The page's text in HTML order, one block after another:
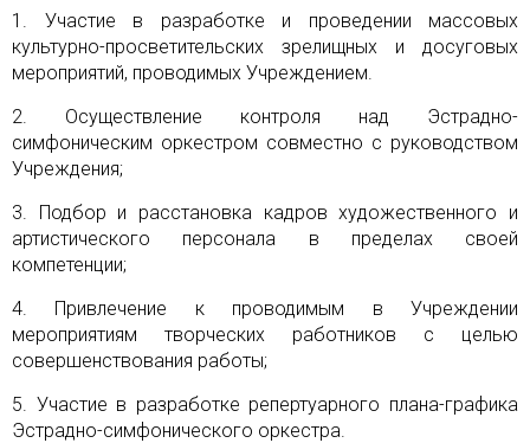
1. Участие в разработке и проведении массовых
культурно-просветительских зрелищных и досуговых
мероприятий, проводимых Учреждением.
2. Осуществление контроля над Эстрадно-
симфоническим оркестром совместно с руководством
Учреждения;
3. Подбор и расстановка кадров художественного и
артистического персонала в пределах своей
компетенции;
4. Привлечение к проводимым в Учреждении
мероприятиям творческих работников с целью
совершенствования работы;
5. Участие в разработке репертуарного плана-графика
Эстрадно-симфонического оркестра.